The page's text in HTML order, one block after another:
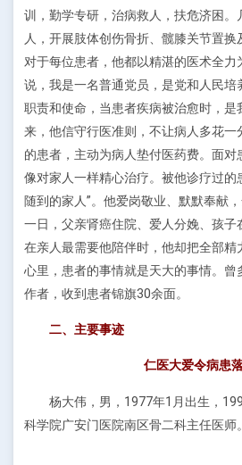
训，勤学专研，治病救人，扶危济困。
人，开展肢体创伤骨折、髋膝关节置换
对于每位患者，他都以精湛的医术全力
说，我是一名普通党员，是党和人民培
职责和使命，当患者疾病被治愈时，是
来，他信守行医准则，不让病人多花一
的患者，主动为病人垫付医药费。面对
像对家人一样精心治疗。被他诊疗过的
随到的家人”。他爱岗敬业、默默奉献
一日，父亲肾癌住院、爱人分娩、孩子
在亲人最需要他陪伴时，他却把全部精
心里，患者的事情就是天大的事情。曾
作者，收到患者锦旗30余面。
二、主要事迹
仁医大爱令病患
杨大伟，男，1977年1月出生，
科学院广安门医院南区骨二科主任医师。